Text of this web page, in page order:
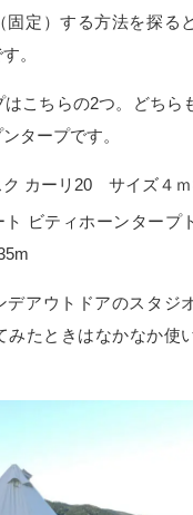
固定）する方法を探る
。
こちらの2つ。どちら
タープです。
ク カーリ20 サイズ４
ト ビティホーンター
デアウトドアのスタジ
みたときはなかなか使